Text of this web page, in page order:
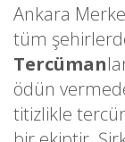
Ankara
tüm
Tercüman
ödün
titizlikle